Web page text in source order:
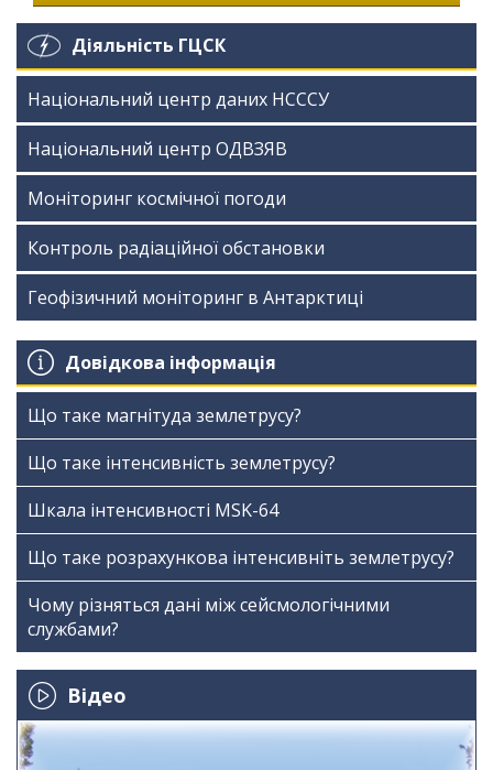
Діяльність ГЦСК
Національний центр даних НСССУ
Національний центр ОДВЗЯВ
Моніторинг космічної погоди
Контроль радіаційної обстановки
Геофізичний моніторинг в Антарктиці
Довідкова інформація
Що таке магнітуда землетрусу?
Що таке інтенсивність землетрусу?
Шкала інтенсивності МSK-64
Що таке розрахункова інтенсивніть землетрусу?
Чому різняться дані між сейсмологічними
службами?
Відео